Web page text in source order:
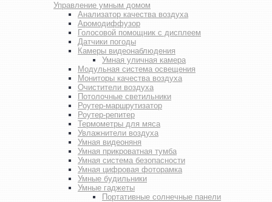
Управление умным домом
Анализатор качества воздуха
Аромодиффузор
Голосовой помощник с дисплеем
Датчики погоды
Камеры видеонаблюдения
Умная уличная камера
Модульная система освещения
Мониторы качества воздуха
Очистители воздуха
Потолочные светильники
Роутер-маршрутизатор
Роутер-репитер
Термометры для мяса
Увлажнители воздуха
Умная видеоняня
Умная прикроватная тумба
Умная система безопасности
Умная цифровая фоторамка
Умные будильники
Умные гаджеты
Портативные солнечные панели